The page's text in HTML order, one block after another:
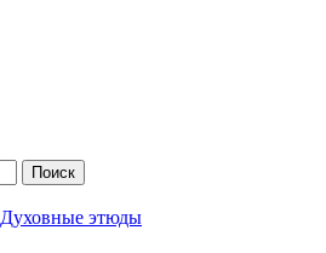
Поиск
Духовные этюды